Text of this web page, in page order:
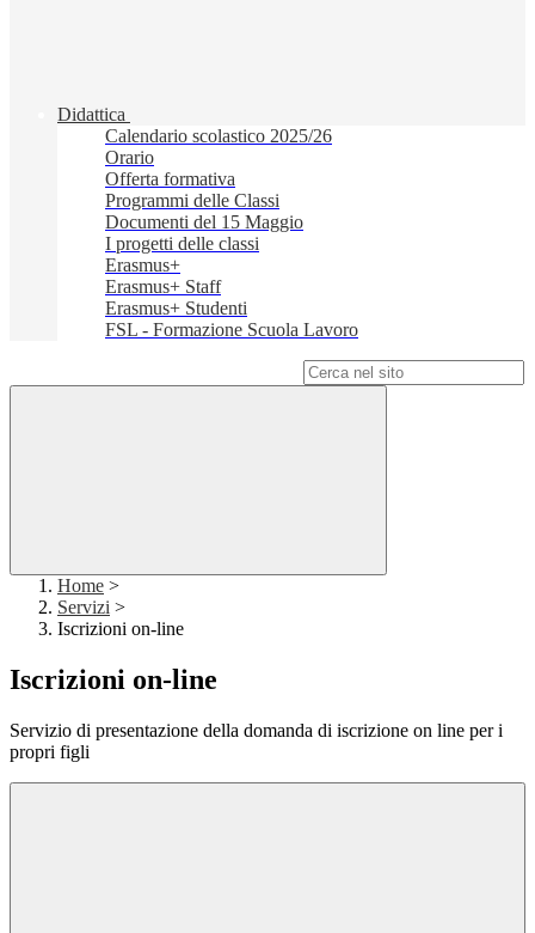
Didattica
Calendario scolastico 2025/26
Orario
Offerta formativa
Programmi delle Classi
Documenti del 15 Maggio
I progetti delle classi
Erasmus+
Erasmus+ Staff
Erasmus+ Studenti
FSL - Formazione Scuola Lavoro
Home >
Servizi >
Iscrizioni on-line
Iscrizioni on-line
Servizio di presentazione della domanda di iscrizione on line per i
propri figli